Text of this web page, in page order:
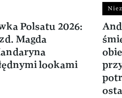
Polsatu 2026:
Magda
lookami